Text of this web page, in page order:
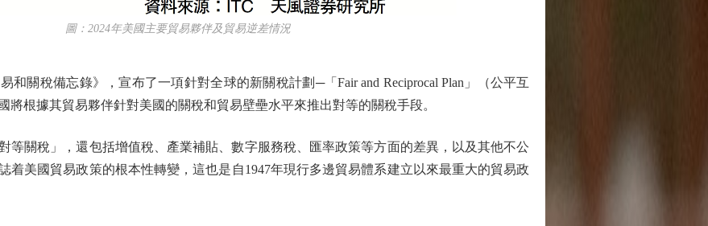
圖：2024年美國主要貿易夥伴及貿易逆差情況
關稅備忘錄》，宣布了一項針對全球的新關稅計劃─「Fair and Reciprocal Plan」（公平互
將根據其貿易夥伴針對美國的關稅和貿易壁壘水平來推出對等的關稅手段。
關稅」，還包括增值稅、產業補貼、數字服務稅、匯率政策等方面的差異，以及其他不公
着美國貿易政策的根本性轉變，這也是自1947年現行多邊貿易體系建立以來最重大的貿易政